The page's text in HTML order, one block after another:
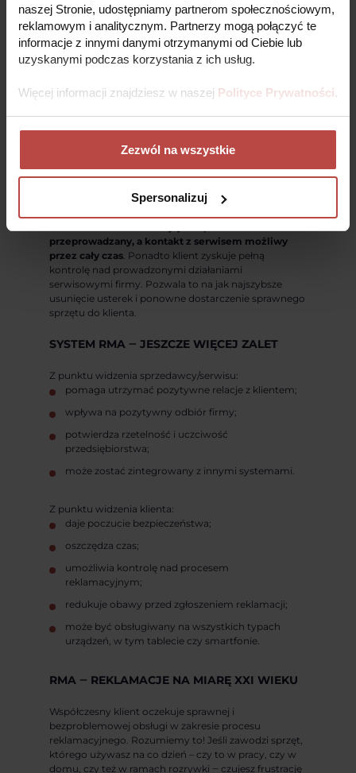
naszej Stronie, udostępniamy partnerom społecznościowym,
reklamowym i analitycznym. Partnerzy mogą połączyć te
informacje z innymi danymi otrzymanymi od Ciebie lub
uzyskanymi podczas korzystania z ich usług.
Więcej informacji znajdziesz w naszej Polityce Prywatności.
Zezwól na wszystkie
Spersonalizuj
TRANSPARENTNOŚĆ
Kolejną
zaletą RMA jest przejrzystość działania
systemu. Klient w każdej chwili może sprawdzić
jakim etapie naprawy jest jego sprzęt. Nie wymaga to
PODWYŻSZENIE STANDARDU OBSŁUGI KLIENTA
Zaletą działania wspomnianego formularza
przeprowadzany, a kontakt z serwisem możliwy
przez cały czas. Ponadto klient zyskuje pełną
kontrolę nad prowadzonymi działaniami
serwisowymi firmy. Pozwala to na jak najszybsze
usunięcie usterek i ponowne dostarczenie sprawnego
sprzętu do klienta.
SYSTEM RMA ‒ JESZCZE WIĘCEJ ZALET
Z punktu widzenia sprzedawcy/serwisu:
pomaga utrzymać pozytywne relacje z klientem;
wpływa na pozytywny odbiór firmy;
potwierdza rzetelność i uczciwość
przedsiębiorstwa;
może zostać zintegrowany z innymi systemami.
Z punktu widzenia klienta:
daje poczucie bezpieczeństwa;
oszczędza czas;
umożliwia kontrolę nad procesem
reklamacyjnym;
redukuje obawy przed zgłoszeniem reklamacji;
może być obsługiwany na wszystkich typach
urządzeń, w tym tablecie czy smartfonie.
RMA ‒ REKLAMACJE NA MIARĘ XXI WIEKU
Współczesny klient oczekuje sprawnej i
bezproblemowej obsługi w zakresie procesu
reklamacyjnego. Rozumiemy to! Jeśli zawodzi sprzęt,
którego używasz na co dzień – czy to w pracy, czy w
domu, czy też w ramach rozrywki ‒ czujesz frustrację